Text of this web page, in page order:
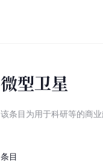
微型卫星
该条目为用于科研等的商
条目